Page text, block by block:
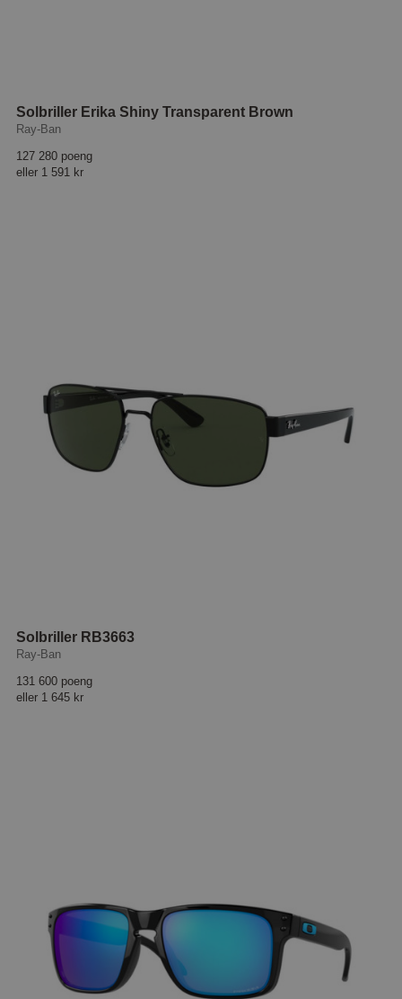
Solbriller Erika Shiny Transparent Brown
Ray-Ban
127 280 poeng
eller 1 591 kr
Solbriller RB3663
Ray-Ban
131 600 poeng
eller 1 645 kr